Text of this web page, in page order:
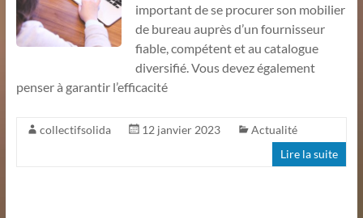
important de se procurer son mobilier
de bureau auprès d’un fournisseur
fiable, compétent et au catalogue
diversifié. Vous devez également
penser à garantir l’efficacité
collectifsolida 12 janvier 2023
Actualité
Lire la suite